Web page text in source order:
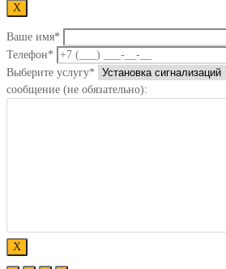
Х
Ваше имя*
Телефон*
Выберите услугу*
сообщение (не обязательно):
Х